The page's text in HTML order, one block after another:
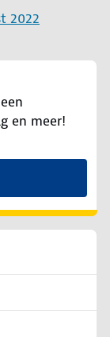
2022
en meer!